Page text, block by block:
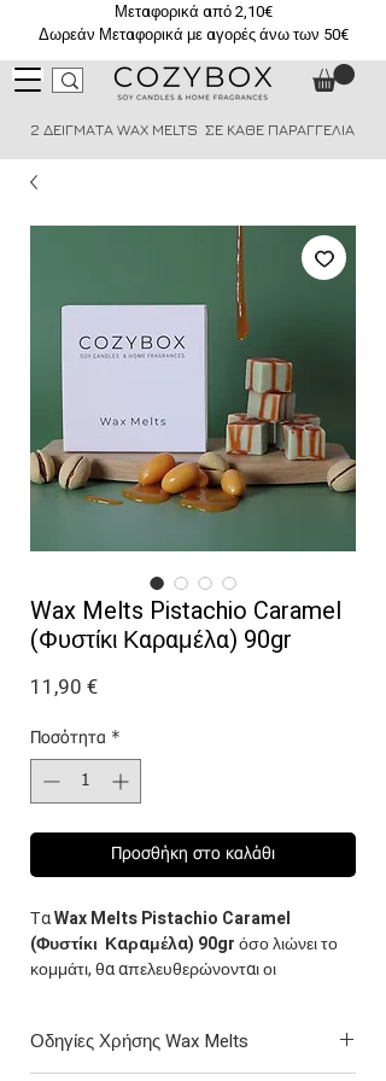
Μεταφορικά από 2,10€
Δωρεάν Μεταφορικά με αγορές άνω των 50€
2 ΔΕΙΓΜΑΤΑ WAX MELTS ΣΕ ΚΑΘΕ ΠΑΡΑΓΓΕΛΙΑ
Wax Melts Pistachio Caramel
(Φυστίκι Καραμέλα) 90gr
11,90 €Τιμή
Ποσότητα *
Προσθήκη στο καλάθι
ΤαWax Melts Pistachio Caramel
(Φυστίκι Καραμέλα) 90grόσο λιώνει το
κομμάτι, θα απελευθερώνονται οι
που μοιάζει σαν να βρίσκεστε σε έναν κήπο
γεμάτο φυσικά φυστίκια. Στη συνέχεια, η
Οδηγίες Χρήσης Wax Melts